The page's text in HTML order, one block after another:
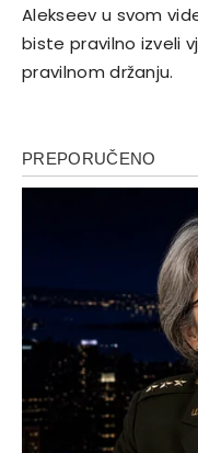
Alekseev u svom
biste pravilno izveli
pravilnom držanju.